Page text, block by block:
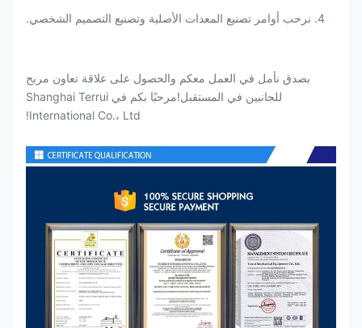
4. نرحب أوامر تصنيع المعدات الأصلية وتصنيع التصميم الشخصي.
بصدق نأمل في العمل معكم والحصول على علاقة تعاون مربح
للجانبين في المستقبل!مرحبًا بكم في Shanghai Terrui
International Co.، Ltd!